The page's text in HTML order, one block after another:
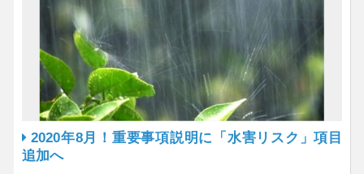
2020年8月！重要事項説明に「水害リスク」項目
追加へ